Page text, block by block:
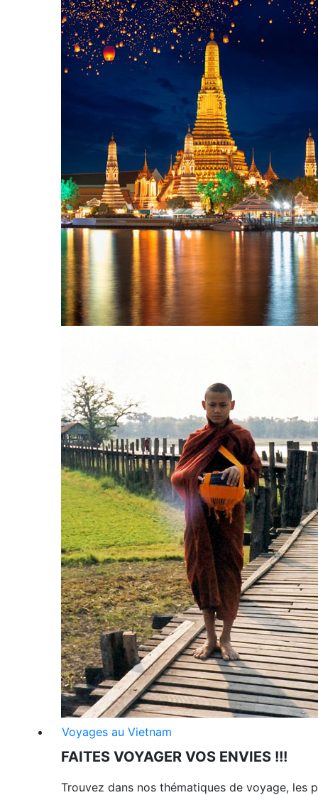
Voyages au Vietnam
FAITES VOYAGER VOS ENVIES !!!
Trouvez dans nos thématiques de voyage,